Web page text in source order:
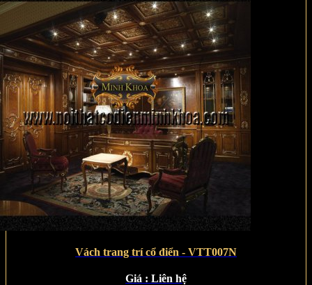
Vách trang trí cổ điển - VTT007N
Giá : Liên hệ